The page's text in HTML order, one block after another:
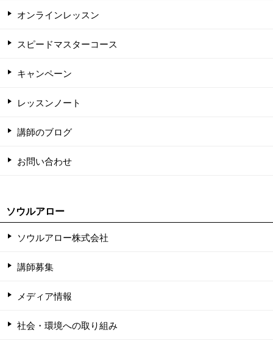
オンラインレッスン
スピードマスターコース
キャンペーン
レッスンノート
講師のブログ
お問い合わせ
ソウルアロー
ソウルアロー株式会社
講師募集
メディア情報
社会・環境への取り組み